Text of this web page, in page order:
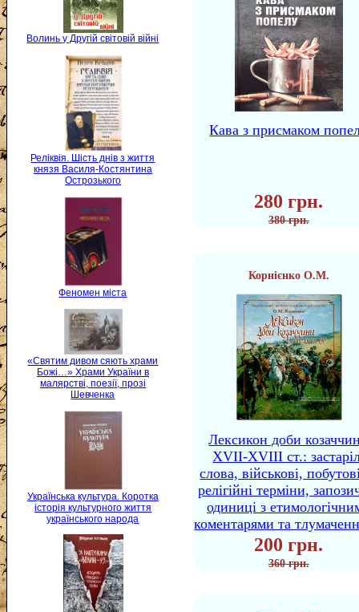
Волинь у Другій світовій війні
Реліквія. Шість днів з життя
князя Василя-Костянтина
Острозького
Феномен міста
«Святим дивом сяють храми
Божі…» Храми України в
малярстві, поезії, прозі
Шевченка
Українська культура. Коротка
історія культурного життя
українського народа
Кава з присмаком
280 грн.
380 грн.
Корнієнко О.М.
Лексикон доби
XVII-XVIII ст.:
слова, військові,
релігійні терміни,
одиниці з
коментарями та
200 грн.
360 грн.